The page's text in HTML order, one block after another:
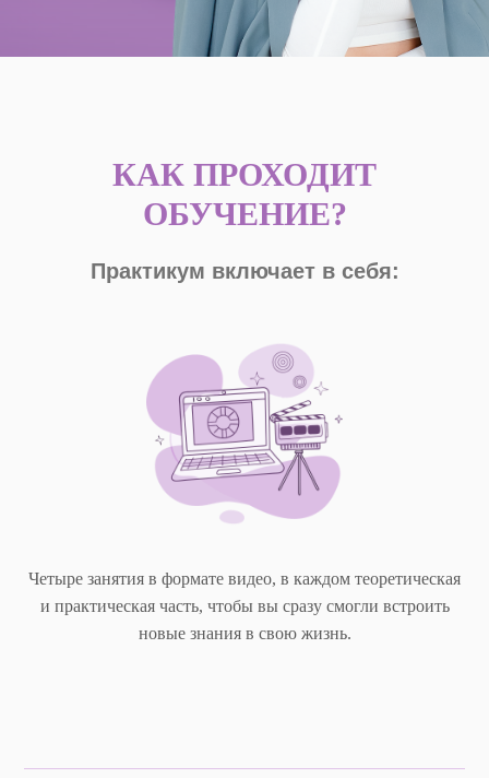
КАК ПРОХОДИТ
ОБУЧЕНИЕ?
Практикум включает в себя:
Четыре занятия в формате видео, в каждом теоретическая
и практическая часть, чтобы вы сразу смогли встроить
новые знания в свою жизнь.